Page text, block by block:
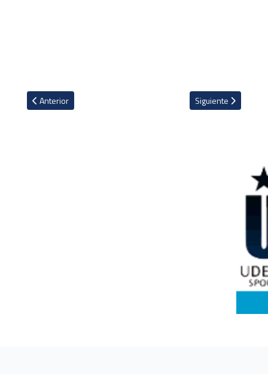
Artículo anterior: Messi no tiene ofertas de otros clubes por lo
Anterior Artículo siguiente:
Siguiente